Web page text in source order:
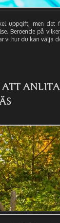
uppgift, men
Beroende på
vi hur du kan välja